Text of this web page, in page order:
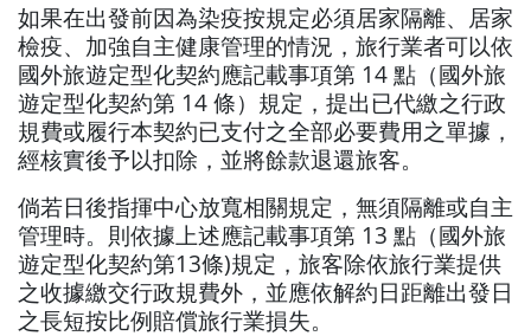
如果在出發前因為染疫按規定必須居家隔離、居家
檢疫、加強自主健康管理的情況，旅行業者可以依
國外旅遊定型化契約應記載事項第 14 點（國外旅
遊定型化契約第 14 條）規定，提出已代繳之行政
規費或履行本契約已支付之全部必要費用之單據，
經核實後予以扣除，並將餘款退還旅客。
倘若日後指揮中心放寬相關規定，無須隔離或自主
管理時。則依據上述應記載事項第 13 點（國外旅
遊定型化契約第13條)規定，旅客除依旅行業提供
之收據繳交行政規費外，並應依解約日距離出發日
之長短按比例賠償旅行業損失。